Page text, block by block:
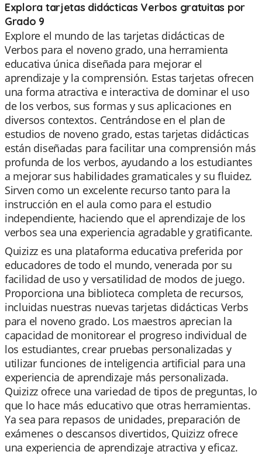
Explora tarjetas didácticas Verbos gratuitas por
Grado 9
Explore el mundo de las tarjetas didácticas de
Verbos para el noveno grado, una herramienta
educativa única diseñada para mejorar el
aprendizaje y la comprensión. Estas tarjetas ofrecen
una forma atractiva e interactiva de dominar el uso
de los verbos, sus formas y sus aplicaciones en
diversos contextos. Centrándose en el plan de
estudios de noveno grado, estas tarjetas didácticas
están diseñadas para facilitar una comprensión más
profunda de los verbos, ayudando a los estudiantes
a mejorar sus habilidades gramaticales y su fluidez.
Sirven como un excelente recurso tanto para la
instrucción en el aula como para el estudio
independiente, haciendo que el aprendizaje de los
verbos sea una experiencia agradable y gratificante.
Quizizz es una plataforma educativa preferida por
educadores de todo el mundo, venerada por su
facilidad de uso y versatilidad de modos de juego.
Proporciona una biblioteca completa de recursos,
incluidas nuestras nuevas tarjetas didácticas Verbs
para el noveno grado. Los maestros aprecian la
capacidad de monitorear el progreso individual de
los estudiantes, crear pruebas personalizadas y
utilizar funciones de inteligencia artificial para una
experiencia de aprendizaje más personalizada.
Quizizz ofrece una variedad de tipos de preguntas, lo
que lo hace más educativo que otras herramientas.
Ya sea para repasos de unidades, preparación de
exámenes o descansos divertidos, Quizizz ofrece
una experiencia de aprendizaje atractiva y eficaz.